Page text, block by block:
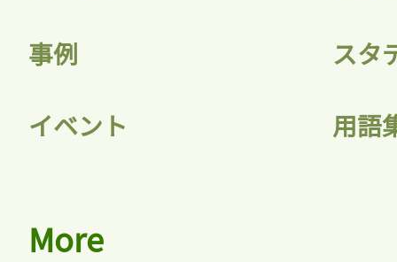
ログインが必
事例 スタ
イベント 用語
More